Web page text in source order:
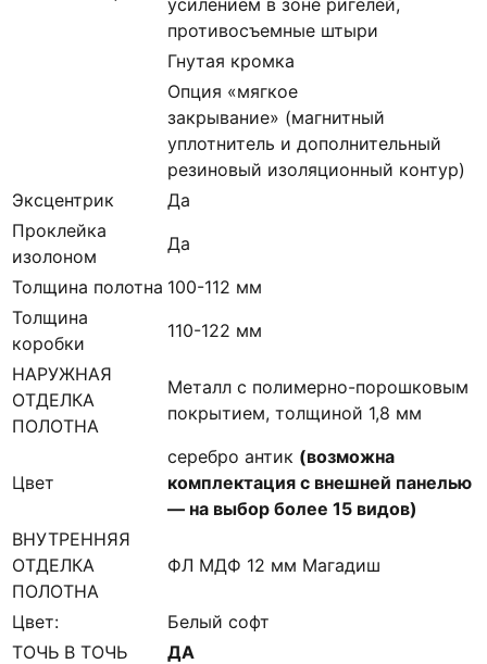
противосъемные штыри
Гнутая кромка
Опция «мягкое
закрывание» (магнитный
уплотнитель и дополнительный
резиновый изоляционный контур)
Эксцентрик
Да
Проклейка
изолоном
Да
Толщина полотна 100-112 мм
Толщина
коробки
110-122 мм
НАРУЖНАЯ
ОТДЕЛКА
ПОЛОТНА
Металл с полимерно-порошковым
покрытием, толщиной 1,8 мм
Цвет
серебро антик (возможна
комплектация с внешней панелью
— на выбор более 15 видов)
ВНУТРЕННЯЯ
ОТДЕЛКА
ПОЛОТНА
ФЛ МДФ 12 мм Магадиш
Цвет:
Белый софт
ТОЧЬ В ТОЧЬ
ДА